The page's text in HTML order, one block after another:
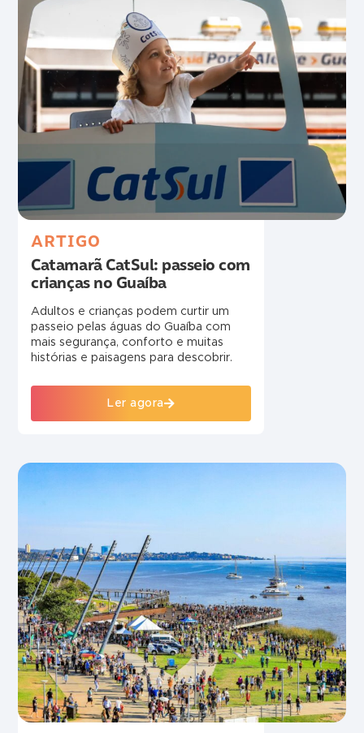
ARTIGO
Catamarã CatSul: passeio com
crianças no Guaíba
Adultos e crianças podem curtir um
passeio pelas águas do Guaíba com
mais segurança, conforto e muitas
histórias e paisagens para descobrir.
Ler agora